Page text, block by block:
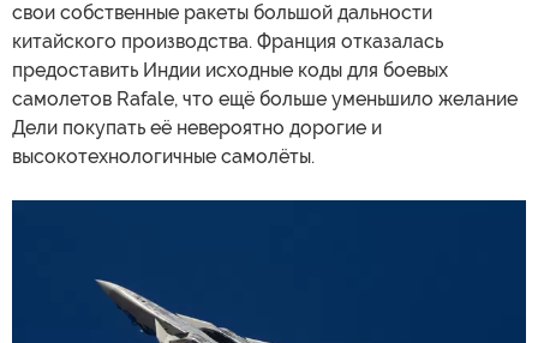
свои собственные ракеты большой дальности
китайского производства. Франция отказалась
предоставить Индии исходные коды для боевых
самолетов Rafale, что ещё больше уменьшило желание
Дели покупать её невероятно дорогие и
высокотехнологичные самолёты.